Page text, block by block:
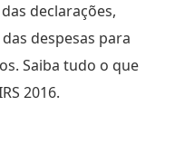
declarações,
despesas para
Saiba tudo o que
2016.